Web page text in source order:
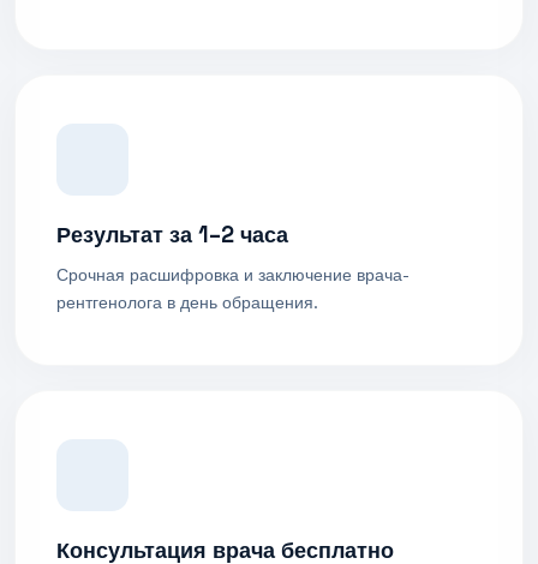
Результат за 1–2 часа
Срочная расшифровка и заключение врача-
рентгенолога в день обращения.
Консультация врача бесплатно